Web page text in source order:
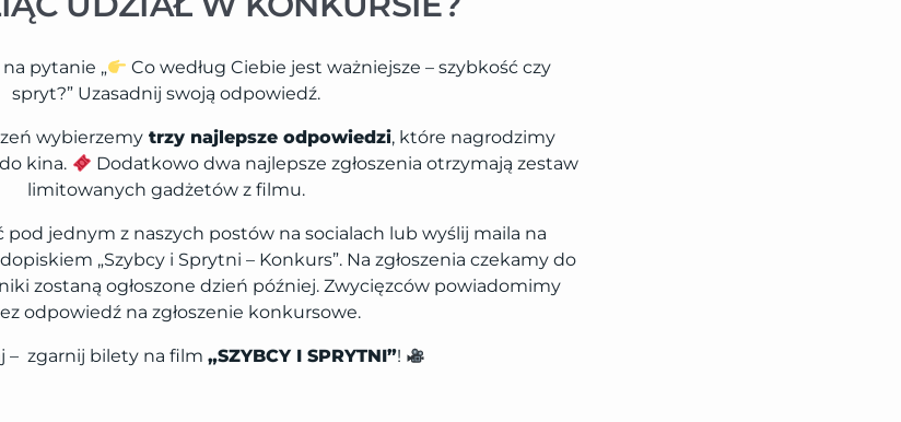
pytanie „
Co według Ciebie jest ważniejsze – szybkość czy
spryt?” Uzasadnij swoją odpowiedź.
wybierzemytrzy najlepsze odpowiedzi, które nagrodzimy
kina.
Dodatkowo dwa najlepsze zgłoszenia otrzymają zestaw
limitowanych gadżetów z filmu.
pod jednym z naszych postów na socialach lub wyślij maila na
„Szybcy i Sprytni – Konkurs”. Na zgłoszenia czekamy do
zostaną ogłoszone dzień później. Zwycięzców powiadomimy
odpowiedź na zgłoszenie konkursowe.
– zgarnij bilety na film „SZYBCY I SPRYTNI”!